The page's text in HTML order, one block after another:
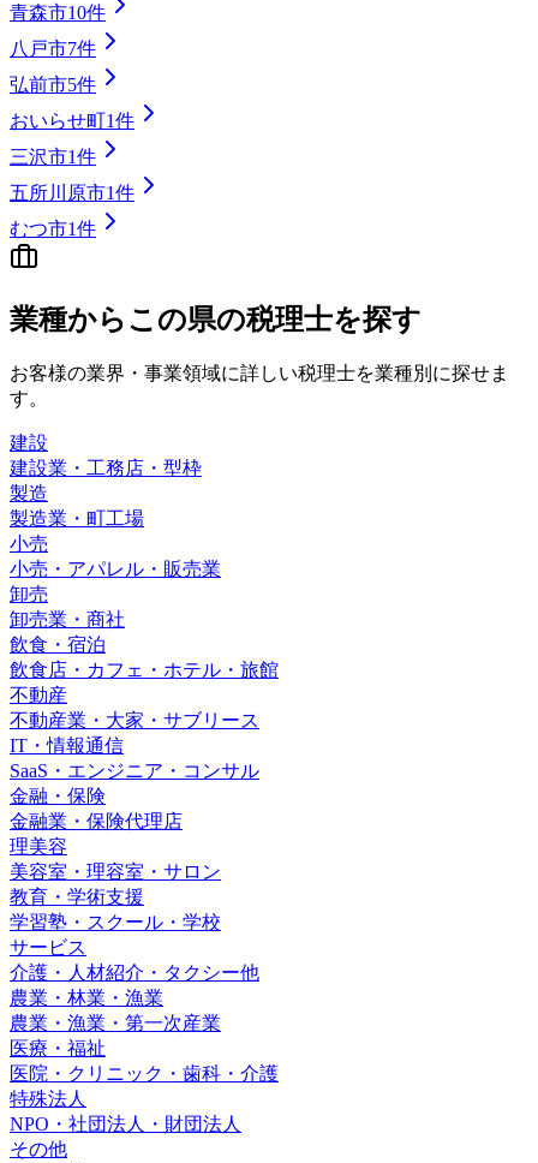
青森市10件
八戸市7件
弘前市5件
おいらせ町1件
三沢市1件
五所川原市1件
むつ市1件
業種からこの県の税理士を探す
お客様の業界・事業領域に詳しい税理士を業種別に探せま
す。
建設
建設業・工務店・型枠
製造
製造業・町工場
小売
小売・アパレル・販売業
卸売
卸売業・商社
飲食・宿泊
飲食店・カフェ・ホテル・旅館
不動産
不動産業・大家・サブリース
IT・情報通信
SaaS・エンジニア・コンサル
金融・保険
金融業・保険代理店
理美容
美容室・理容室・サロン
教育・学術支援
学習塾・スクール・学校
サービス
介護・人材紹介・タクシー他
農業・林業・漁業
農業・漁業・第一次産業
医療・福祉
医院・クリニック・歯科・介護
特殊法人
NPO・社団法人・財団法人
その他